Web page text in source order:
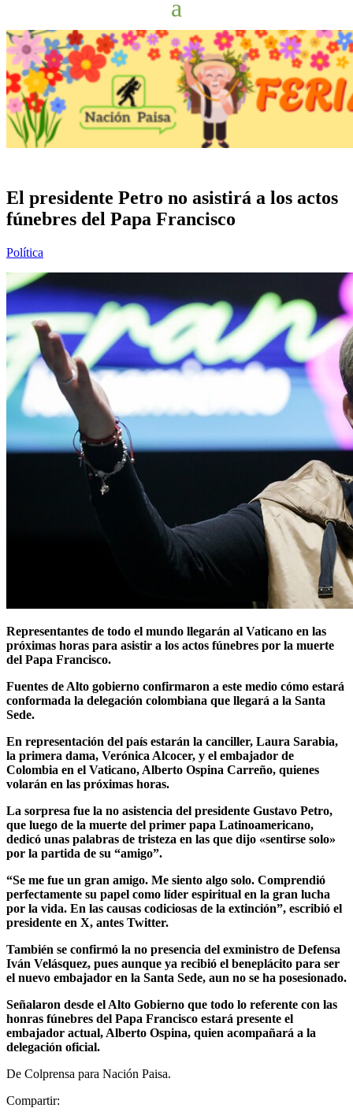
El presidente Petro no asistirá a los actos
fúnebres del Papa Francisco
Política
Representantes de todo el mundo llegarán al Vaticano en las
próximas horas para asistir a los actos fúnebres por la muerte
del Papa Francisco.
Fuentes de Alto gobierno confirmaron a este medio cómo estará
conformada la delegación colombiana que llegará a la Santa
Sede.
En representación del país estarán la canciller, Laura Sarabia,
la primera dama, Verónica Alcocer, y el embajador de
Colombia en el Vaticano, Alberto Ospina Carreño, quienes
volarán en las próximas horas.
La sorpresa fue la no asistencia del presidente Gustavo Petro,
que luego de la muerte del primer papa Latinoamericano,
dedicó unas palabras de tristeza en las que dijo «sentirse solo»
por la partida de su “amigo”.
“Se me fue un gran amigo. Me siento algo solo. Comprendió
perfectamente su papel como líder espiritual en la gran lucha
por la vida. En las causas codiciosas de la extinción”, escribió el
presidente en X, antes Twitter.
También se confirmó la no presencia del exministro de Defensa
Iván Velásquez, pues aunque ya recibió el beneplácito para ser
el nuevo embajador en la Santa Sede, aun no se ha posesionado.
Señalaron desde el Alto Gobierno que todo lo referente con las
honras fúnebres del Papa Francisco estará presente el
embajador actual, Alberto Ospina, quien acompañará a la
delegación oficial.
De Colprensa para Nación Paisa.
Compartir: